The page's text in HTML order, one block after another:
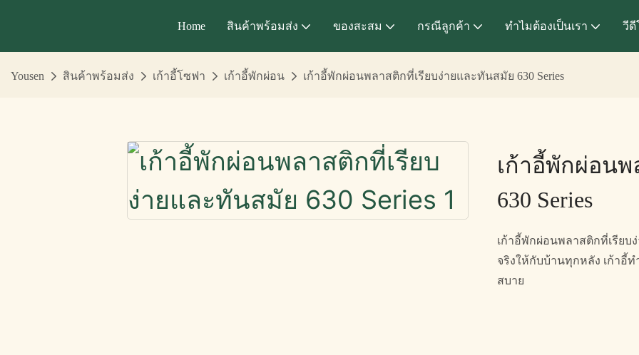
Home สินค้าพร้อมส่ง ของสะสม กรณีลูกค้า ทำไมต้องเป็นเรา วีดี
Yousen สินค้าพร้อมส่ง เก้าอี้โซฟา เก้าอี้พักผ่อน เก้าอี้พักผ่อนพลาสติกที่เรียบง่ายและทันสมัย ​​630 Series
เก้าอี้พักผ่อน
630 Series
เก้าอี้พักผ่อนพลาสติกที่เรียบ
จริงให้กับบ้านทุกหลัง เก้าอี้
สบาย